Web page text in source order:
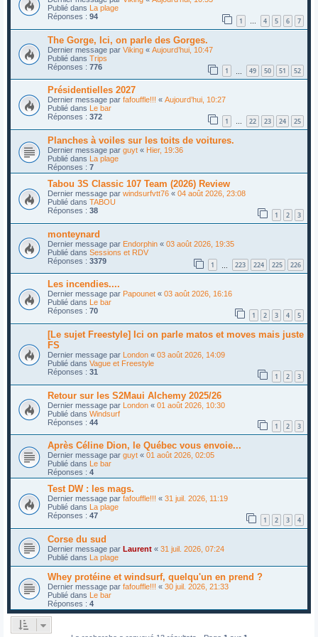
Publié dans La plage
Réponses : 94 1 … 4 5 6 7
The Gorge, Ici, on parle des Gorges.
Dernier message par Viking « Aujourd’hui, 10:47
Publié dans Trips
Réponses : 776 1 49 50 51 52
Présidentielles 2027
Dernier message par fafouffle!!! « Aujourd’hui, 10:27
Publié dans
Le bar
Réponses : 372 1 … 22 23 24 25
Planches à voiles sur les toits de voitures.
Dernier message par guyt « Hier, 19:36
Publié dans La plage
Réponses : 7
Tabou 3S Classic 107 Team (2026) Review
Dernier message par windsurfvtt76 « 04 août 2026, 23:08
Publié dans TABOU
Réponses : 38 1 2 3
monteynard
Dernier message par Endorphin « 03 août 2026, 19:35
Publié dans Sessions et RDV
Réponses : 3379 1 223 224 225 226
Les incendies....
Dernier message par Papounet « 03 août 2026, 16:16
Publié dans
Le bar
Réponses : 70 1 2 3 4 5
[Le sujet Freestyle] Ici on parle matos et moves mais juste
FS
Dernier message par London « 03 août 2026, 14:09
Publié dans Vague et Freestyle
Réponses : 31 1 2 3
Retour sur les S2Maui Alchemy 2025/26
Dernier message par London « 01 août 2026, 10:30
Publié dans Windsurf
Réponses : 44 1 2 3
Après Céline Dion, le Québec vous envoie...
Dernier message par guyt « 01 août 2026, 02:05
Publié dans Le bar
Réponses : 4
Test DW : les mags.
Dernier message par fafouffle!!! « 31 juil. 2026, 11:19
Publié dans La plage
Réponses : 47 1 2 3 4
Corse du sud
Dernier message par Laurent « 31 juil. 2026, 07:24
Publié dans La plage
Whey protéine et windsurf, quelqu'un en prend ?
Dernier message par fafouffle!!! « 30 juil. 2026, 21:33
Publié dans Le bar
Réponses : 4